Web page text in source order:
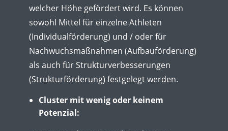
welcher Höhe gefördert wird. Es können
sowohl Mittel für einzelne Athleten
(Individualförderung) und / oder für
Nachwuchsmaßnahmen (Aufbauförderung)
als auch für Strukturverbesserungen
(Strukturförderung) festgelegt werden.
Cluster mit wenig oder keinem
Potenzial: